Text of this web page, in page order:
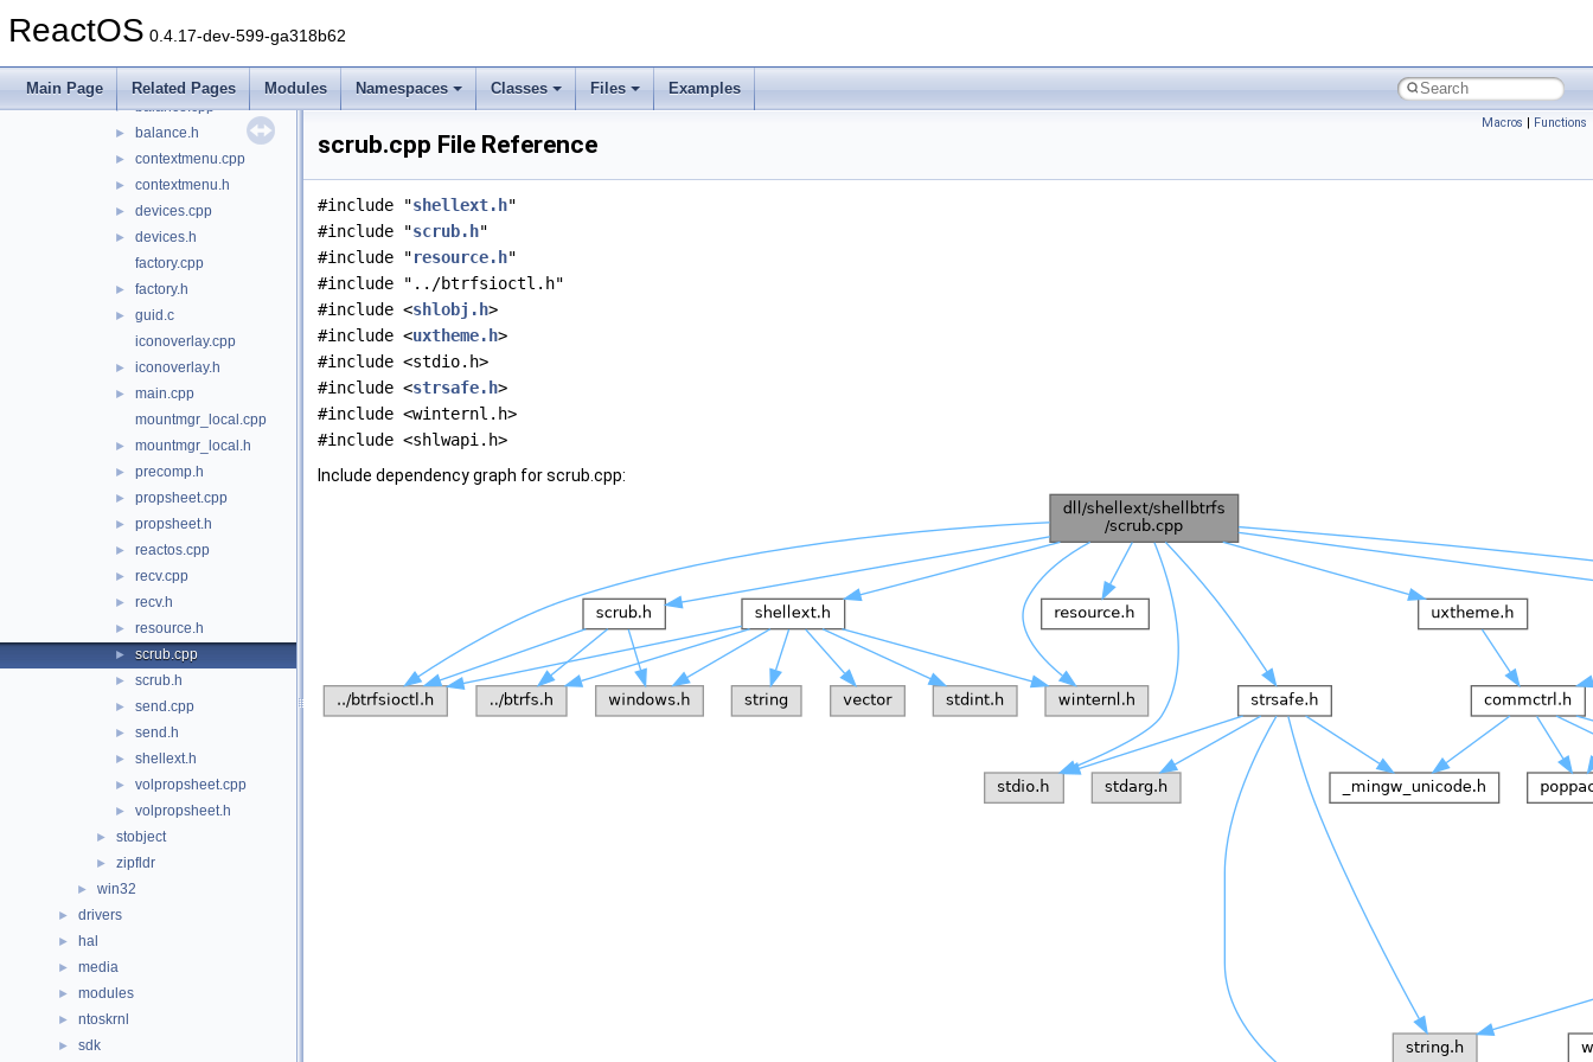
ReactOS 0.4.17-dev-599-ga318b62
Main Page Related Pages Modules Namespaces Classes Files Examples
► ntobjshex
shellbtrfs
► balance.cpp
► balance.h
► contextmenu.cpp
► contextmenu.h
► devices.cpp
►
devices.h
factory.cpp
► factory.h
►
guid.c
iconoverlay.cpp
► iconoverlay.h
►
main.cpp
mountmgr_local.cpp
► mountmgr_local.h
► precomp.h
► propsheet.cpp
► propsheet.h
► reactos.cpp
► recv.cpp
► recv.h
► resource.h
► scrub.cpp
► scrub.h
► send.cpp
► send.h
► shellext.h
► volpropsheet.cpp
► volpropsheet.h
► stobject
► zipfldr
► win32
► drivers
► hal
► media
► modules
► ntoskrnl
► sdk
Macros | Functions
scrub.cpp File Reference
#include "shellext.h"
#include "scrub.h"
#include "resource.h"
#include "../btrfsioctl.h"
#include <shlobj.h>
#include <uxtheme.h>
#include <stdio.h>
#include <strsafe.h>
#include <winternl.h>
#include <shlwapi.h>
Include dependency graph for scrub.cpp: